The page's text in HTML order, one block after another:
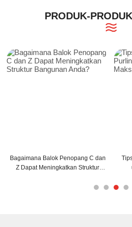
PRODUK-
Bagaimana Balok Penopang C dan
Z Dapat Meningkatkan Struktur